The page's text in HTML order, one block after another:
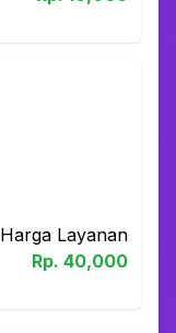
Harga Layanan
Rp. 40,000